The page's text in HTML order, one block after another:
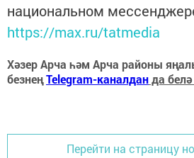
национальном
https://max.ru/tatmedia
Хәзер Арча һәм Арча районы
безнеңTelegram-каналданда
Перейти на страницу